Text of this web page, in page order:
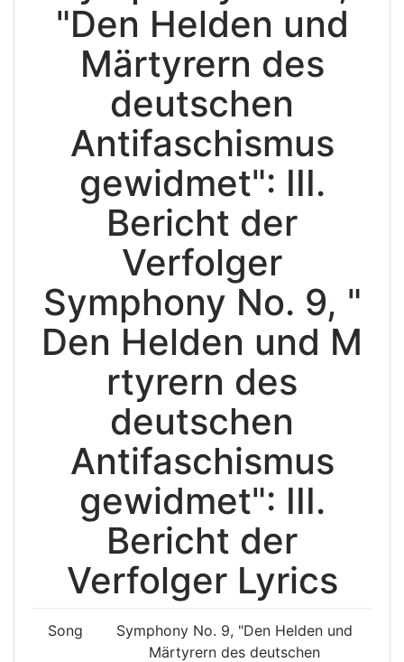
"Den Helden und
Märtyrern des
deutschen
Antifaschismus
gewidmet": III.
Bericht der
Verfolger
Symphony No. 9, "
Den Helden und M
rtyrern des
deutschen
Antifaschismus
gewidmet": III.
Bericht der
Verfolger Lyrics
Song
Symphony No. 9, "Den Helden und
Märtyrern des deutschen